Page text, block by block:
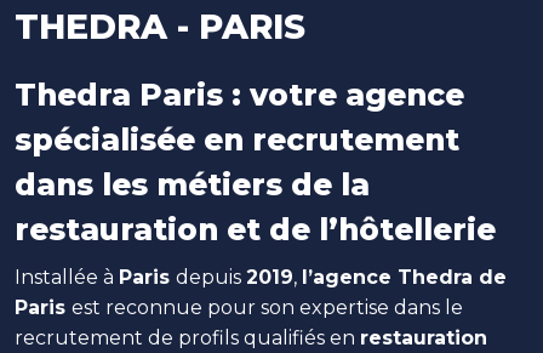
THEDRA - PARIS
Thedra Paris : votre agence
spécialisée en recrutement
dans les métiers de la
restauration et de l’hôtellerie
Installée à Paris depuis 2019, l’agence Thedra de
Paris est reconnue pour son expertise dans le
recrutement de profils qualifiés en restauration